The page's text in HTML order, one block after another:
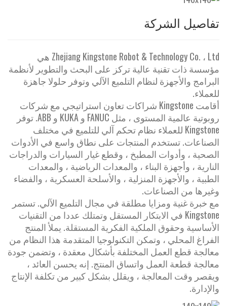
تفاصيل الشركة
Zhejiang Kingstone Robot & Technology Co. ، Ltd هي
مؤسسة ذات تقنية عالية تركز على البحث والتطوير لأنظمة
البرامج والأجهزة لنظام التلميع الآلي وتوفر حلولا جاهزة
للعملاء.
أقامت Kingstone شراكات تعاون استراتيجي مع شركات
روبوتية عالمية المستوى ، مثل FANUC و KUKA و ABB. توفر
Kingstone للعملاء نظام تحكم آلي للتلميع في مختلف
الصناعات. تستخدم المنتجات على نطاق واسع في الأدوات
الصحية ، وأدوات المطبخ ، وقطع غيار السيارات والدراجات
النارية ، وأجهزة البناء ، والمعدات الرياضية ، والمعدات
الطبية ، والأجهزة المنزلية ، والأسلحة العسكرية ، والفضاء
وغيرها من الصناعات.
مع خبرة غنية ومزايا مطلقة في مجال التلميع الآلي. تستمر
Kingstone في الابتكار المستقل وتمتلك عددا من التقنيات
الأساسية وحقوق الملكية الفكرية المستقلة. يملأ المنتج
الفراغ المحلي ، وتمكن التكنولوجيا المتقدمة هذا النظام من
معالجة قطع العمل المختلفة بأشكال معقدة ، وتضمن جودة
معالجة قطعة العمل واتساق المنتج. إنه يحسن العائد ،
ويقصر وقت المعالجة ، ويقلل بشكل كبير من تكلفة الإنتاج
والإدارة.